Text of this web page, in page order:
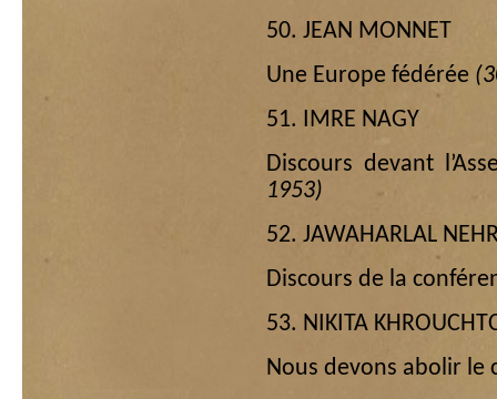
50. JEAN MONNET
Une Europe fédérée
51. IMRE NAGY
Discours devant
1953)
52. JAWAHARLAL
Discours de la
53. NIKITA
Nous devons abolir le